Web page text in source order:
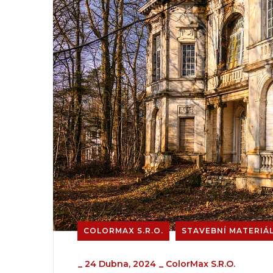
COLORMAX S.R.O. STAVEBNÍ
_ 24 Dubna, 2024 _ ColorMax S.r.o.